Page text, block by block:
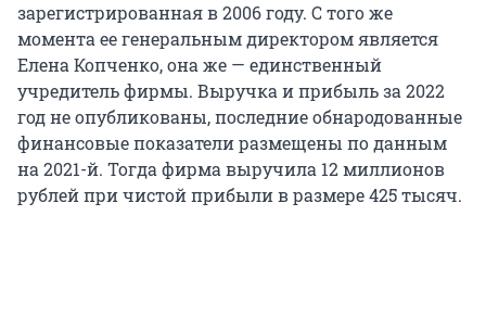
зарегистрированная в 2006 году. С того же
момента ее генеральным директором является
Елена Копченко, она же — единственный
учредитель фирмы. Выручка и прибыль за 2022
год не опубликованы, последние обнародованные
финансовые показатели размещены по данным
на 2021-й. Тогда фирма выручила 12 миллионов
рублей при чистой прибыли в размере 425 тысяч.